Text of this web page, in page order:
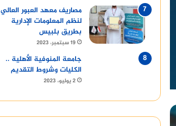
مصاريف معهد العبور العالي
لنظم المعلومات الإدارية
بطريق بلبيس
19 سبتمبر، 2023
جامعة المنوفية الأهلية ..
الكليات وشروط التقديم
2 يوليو، 2023